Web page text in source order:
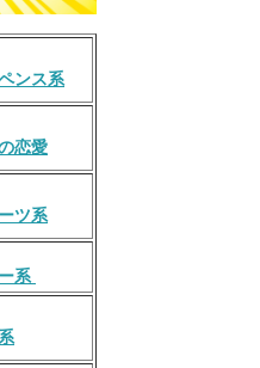
ンス系
恋愛
ツ系
系